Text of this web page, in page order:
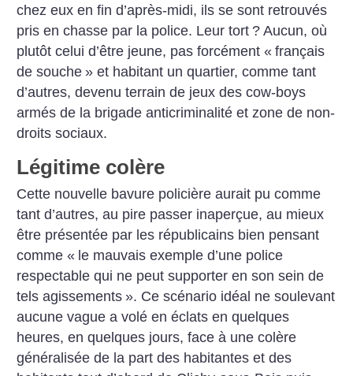
chez eux en fin d’après-midi, ils se sont retrouvés
pris en chasse par la police. Leur tort ? Aucun, où
plutôt celui d’être jeune, pas forcément « français
de souche » et habitant un quartier, comme tant
d’autres, devenu terrain de jeux des cow-boys
armés de la brigade anticriminalité et zone de non-
droits sociaux.
Légitime colère
Cette nouvelle bavure policière aurait pu comme
tant d’autres, au pire passer inaperçue, au mieux
être présentée par les républicains bien pensant
comme « le mauvais exemple d’une police
respectable qui ne peut supporter en son sein de
tels agissements ». Ce scénario idéal ne soulevant
aucune vague a volé en éclats en quelques
heures, en quelques jours, face à une colère
généralisée de la part des habitantes et des